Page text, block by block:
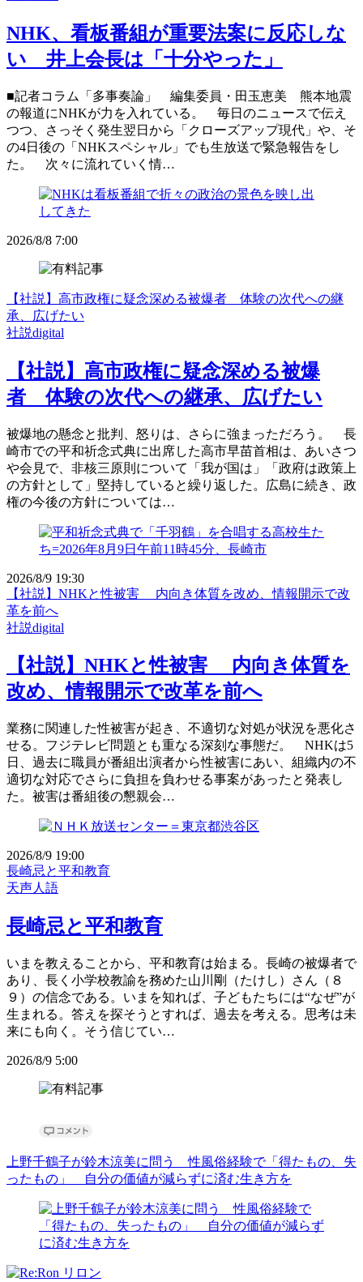
NHK、看板番組が重要法案に反応しな
い 井上会長は「十分やった」
■記者コラム「多事奏論」 編集委員・田玉恵美 熊本地震
の報道にNHKが力を入れている。 毎日のニュースで伝え
つつ、さっそく発生翌日から「クローズアップ現代」や、そ
の4日後の「NHKスペシャル」でも生放送で緊急報告をし
た。 次々に流れていく情…
2026/8/8 7:00
【社説】高市政権に疑念深める被爆者 体験の次代への継
承、広げたい
社説digital
【社説】高市政権に疑念深める被爆
者 体験の次代への継承、広げたい
被爆地の懸念と批判、怒りは、さらに強まっただろう。 長
崎市での平和祈念式典に出席した高市早苗首相は、あいさつ
や会見で、非核三原則について「我が国は」「政府は政策上
の方針として」堅持していると繰り返した。広島に続き、政
権の今後の方針については…
2026/8/9 19:30
【社説】NHKと性被害 内向き体質を改め、情報開示で改
革を前へ
社説digital
【社説】NHKと性被害 内向き体質を
改め、情報開示で改革を前へ
業務に関連した性被害が起き、不適切な対処が状況を悪化さ
せる。フジテレビ問題とも重なる深刻な事態だ。 NHKは5
日、過去に職員が番組出演者から性被害にあい、組織内の不
適切な対応でさらに負担を負わせる事案があったと発表し
た。被害は番組後の懇親会…
2026/8/9 19:00
長崎忌と平和教育
天声人語
長崎忌と平和教育
いまを教えることから、平和教育は始まる。長崎の被爆者で
あり、長く小学校教諭を務めた山川剛（たけし）さん（８
９）の信念である。いまを知れば、子どもたちには“なぜ”が
生まれる。答えを探そうとすれば、過去を考える。思考は未
来にも向く。そう信じてい…
2026/8/9 5:00
上野千鶴子が鈴木涼美に問う 性風俗経験で「得たもの、失
ったもの」 自分の価値が減らずに済む生き方を